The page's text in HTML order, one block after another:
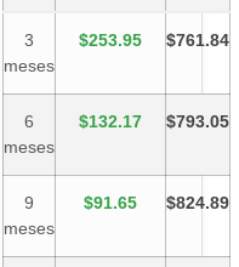
3
meses
$253.95 $761.84
6
meses
$132.17 $793.05
9
meses
$91.65 $824.89